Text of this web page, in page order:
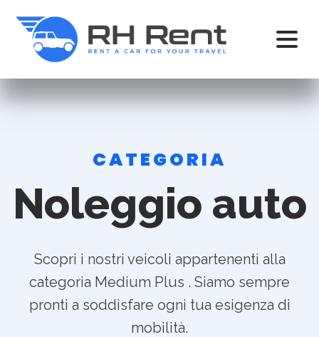
CATEGORIA
Noleggio auto
Scopri i nostri veicoli appartenenti alla
categoria Medium Plus . Siamo sempre
pronti a soddisfare ogni tua esigenza di
mobilità.